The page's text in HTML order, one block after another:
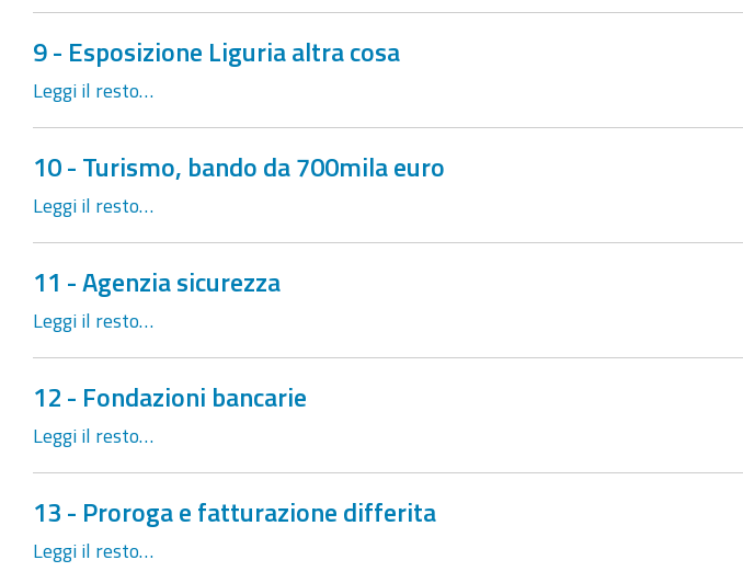
9 - Esposizione Liguria altra cosa
Leggi il resto…
10 - Turismo, bando da 700mila euro
Leggi il resto…
11 - Agenzia sicurezza
Leggi il resto…
12 - Fondazioni bancarie
Leggi il resto…
13 - Proroga e fatturazione differita
Leggi il resto…